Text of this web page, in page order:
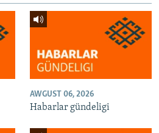
AWGUST 06, 2026
Habarlar gündeligi